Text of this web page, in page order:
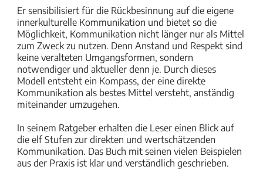
Er sensibilisiert für die Rückbesinnung auf die eigene
innerkulturelle Kommunikation und bietet so die
Möglichkeit, Kommunikation nicht länger nur als Mittel
zum Zweck zu nutzen. Denn Anstand und Respekt sind
keine veralteten Umgangsformen, sondern
notwendiger und aktueller denn je. Durch dieses
Modell entsteht ein Kompass, der eine direkte
Kommunikation als bestes Mittel versteht, anständig
miteinander umzugehen.
In seinem Ratgeber erhalten die Leser einen Blick auf
die elf Stufen zur direkten und wertschätzenden
Kommunikation. Das Buch mit seinen vielen Beispielen
aus der Praxis ist klar und verständlich geschrieben.